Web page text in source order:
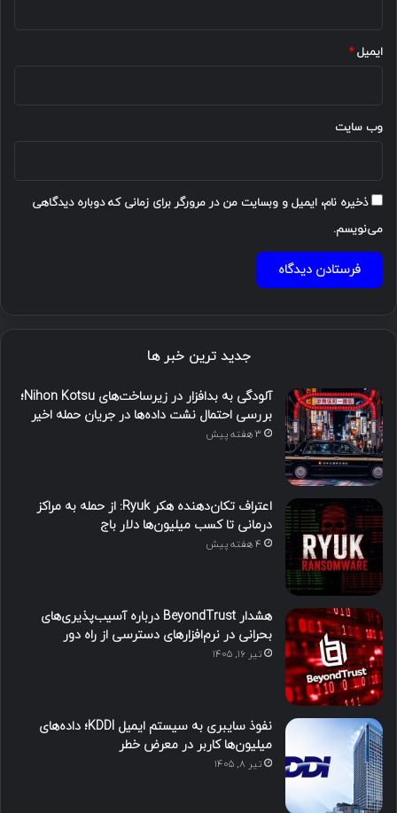
ایمیل*
وب‌ سایت
ذخیره نام، ایمیل و وبسایت من در مرورگر برای زمانی که دوباره دیدگاهی
می‌نویسم.
جدید ترین خبر ها
آلودگی به بدافزار در زیرساخت‌های Nihon Kotsu؛
بررسی احتمال نشت داده‌ها در جریان حمله اخیر
3 هفته پیش
اعتراف تکان‌دهنده هکر Ryuk: از حمله به مراکز
درمانی تا کسب میلیون‌ها دلار باج
4 هفته پیش
هشدار BeyondTrust درباره آسیب‌پذیری‌های
بحرانی در نرم‌افزارهای دسترسی از راه دور
تیر ۱۶, ۱۴۰۵
نفوذ سایبری به سیستم ایمیل KDDI؛ داده‌های
میلیون‌ها کاربر در معرض خطر
تیر ۸, ۱۴۰۵